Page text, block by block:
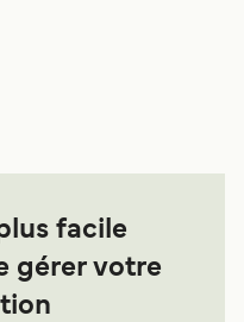
d'embarquement et
l'arrivée à St
voyage.
facile
gérer votre